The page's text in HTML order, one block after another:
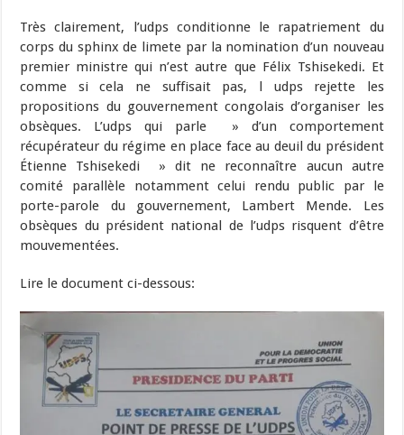
Très clairement, l’udps conditionne le rapatriement du
corps du sphinx de limete par la nomination d’un nouveau
premier ministre qui n’est autre que Félix Tshisekedi. Et
comme si cela ne suffisait pas, l udps rejette les
propositions du gouvernement congolais d’organiser les
obsèques. L’udps qui parle » d’un comportement
récupérateur du régime en place face au deuil du président
Étienne Tshisekedi » dit ne reconnaître aucun autre
comité parallèle notamment celui rendu public par le
porte-parole du gouvernement, Lambert Mende. Les
obsèques du président national de l’udps risquent d’être
mouvementées.
Lire le document ci-dessous: